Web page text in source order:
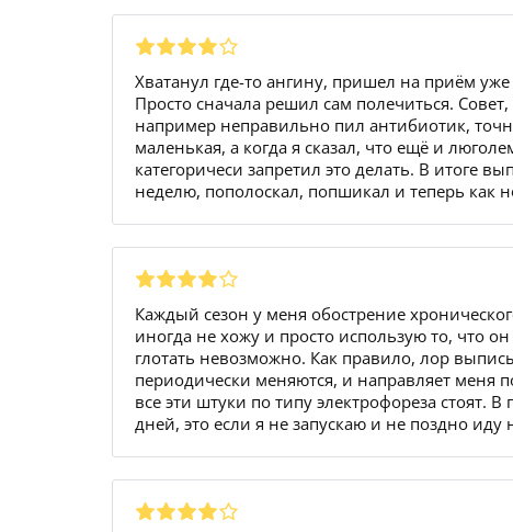
Хватанул где-то ангину, пришел на приём
Просто сначала решил сам полечиться.
например неправильно пил антибиотик,
маленькая, а когда я сказал, что ещё и
категоричеси запретил это делать. В итоге
неделю, пополоскал, попшикал и теперь как
Каждый сезон у меня обострение
иногда не хожу и просто использую то, что
глотать невозможно. Как правило, лор
периодически меняются, и направляет меня
все эти штуки по типу электрофореза стоят.
дней, это если я не запускаю и не поздно